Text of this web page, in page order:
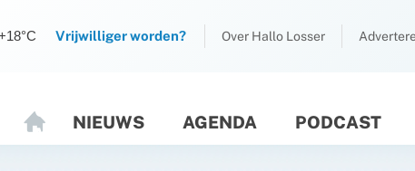
Vrijwilliger worden? Over Hallo Losser
O
M
NIEUWS AGENDA PODCAST